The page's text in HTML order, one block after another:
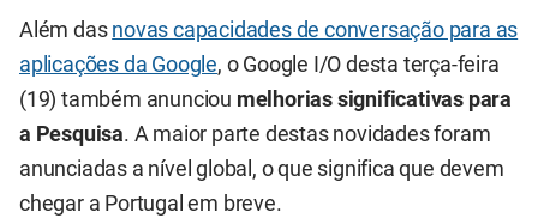
Além das novas capacidades de conversação para as
aplicações da Google, o Google I/O desta terça-feira
(19) também anunciou melhorias significativas para
a Pesquisa. A maior parte destas novidades foram
anunciadas a nível global, o que significa que devem
chegar a Portugal em breve.